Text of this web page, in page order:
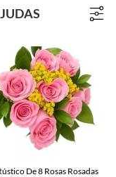
De 8 Rosas Rosadas